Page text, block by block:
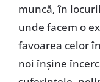
muncă, în
unde facem o
favoarea celor
noi înșine